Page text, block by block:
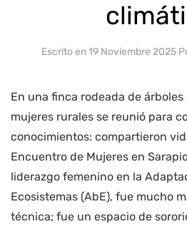
Escrito en19 Noviembre 2025
En una finca rodeada de
mujeres rurales se reunió para
conocimientos: compartieron
Encuentro de Mujeres en
liderazgo femenino en la
Ecosistemas (AbE), fue mucho
técnica; fue un espacio de